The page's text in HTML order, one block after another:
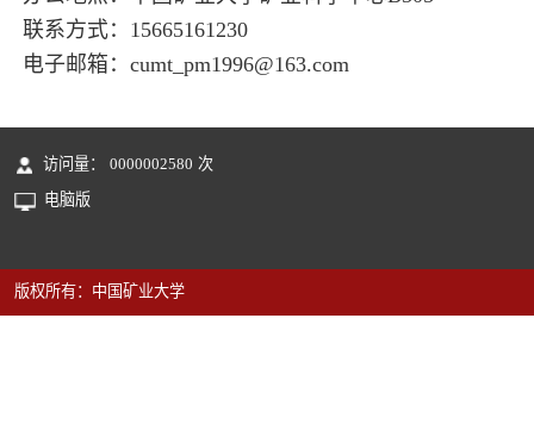
联系方式：15665161230
电子邮箱： cumt_pm1996@163.com
访问量： 0000002580 次
电脑版
版权所有：中国矿业大学